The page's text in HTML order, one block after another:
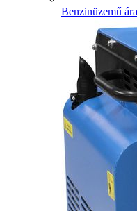
Benzinüzemű